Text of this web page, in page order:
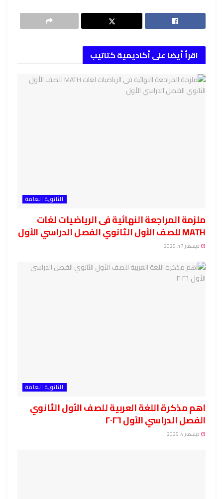
اقرأ أيضا على أكاديمية كتاتيب
الثانوية العامة
ملزمة المراجعة النهائية فى الرياضيات لغات
MATH للصف الأول الثانوي الفصل الدراسي الأول
ديسمبر 17, 2025
الثانوية العامة
اهم مذكرة اللغة العربية للصف الأول الثانوي
الفصل الدراسي الأول ٢٠٢٦
ديسمبر 4, 2025